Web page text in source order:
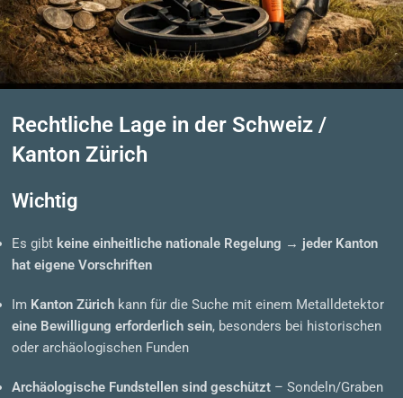
Rechtliche Lage in der Schweiz /
Kanton Zürich
Wichtig
Es gibt keine einheitliche nationale Regelung → jeder Kanton
hat eigene Vorschriften
Im Kanton Zürich kann für die Suche mit einem Metalldetektor
eine Bewilligung erforderlich sein, besonders bei historischen
oder archäologischen Funden
Archäologische Fundstellen sind geschützt – Sondeln/Graben